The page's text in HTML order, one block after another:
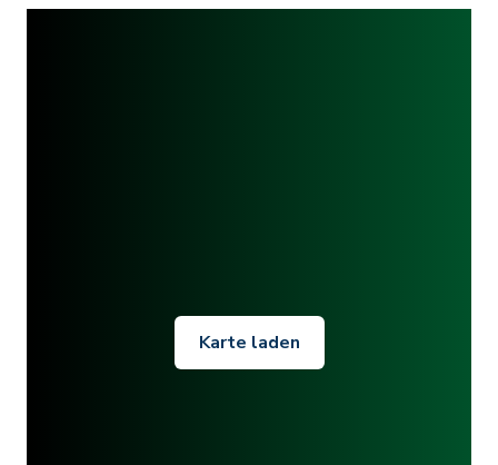
Karte laden